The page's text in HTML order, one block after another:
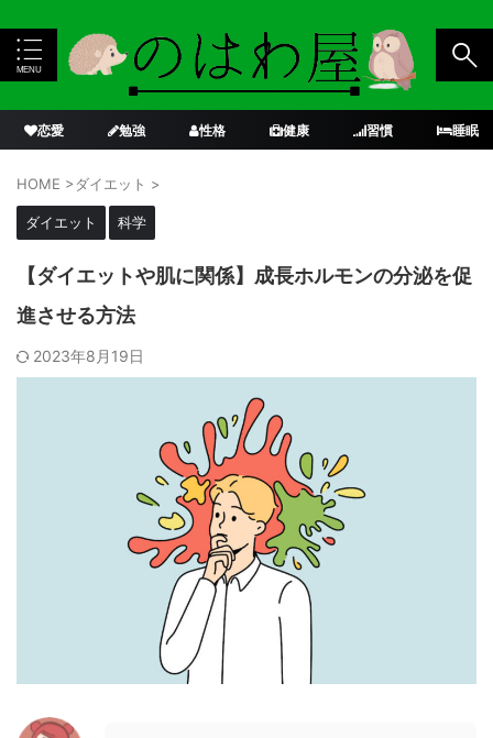
恋愛 勉強 性格 健康 習慣 睡眠
HOME >ダイエット >
ダイエット 科学
【ダイエットや肌に関係】成長ホルモンの分泌を促
進させる方法
2023年8月19日